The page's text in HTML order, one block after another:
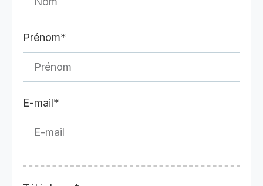
Prénom*
E-mail*